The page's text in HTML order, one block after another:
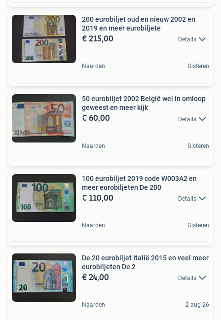
200 eurobiljet oud en nieuw 2002 en
2019 en meer eurobiljete
€ 215,00 Details
Naarden Gisteren
50 eurobiljet 2002 België wel in omloop
geweest en meer kijk
€ 60,00 Details
Naarden Gisteren
100 eurobiljet 2019 code W003A2 en
meer eurobiljeten De 200
€ 110,00 Details
Naarden Gisteren
De 20 eurobiljet Italië 2015 en veel meer
eurobiljeten De 2
€ 24,00 Details
Naarden 2 aug 26